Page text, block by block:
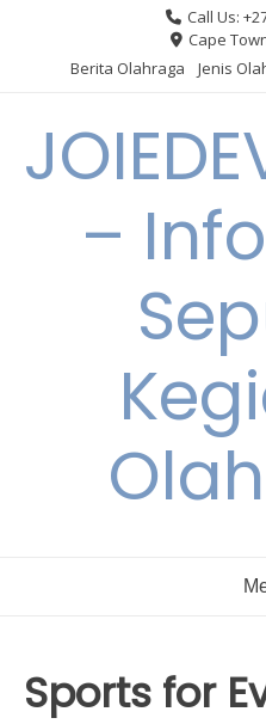
Call Us:
Cape
Berita Olahraga
Jenis
–
Sports for